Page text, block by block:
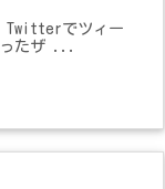
Twitterでツィー
ったザ ...